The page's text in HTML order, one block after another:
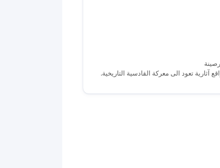
تعود الى معركة القادسية التاريخية.